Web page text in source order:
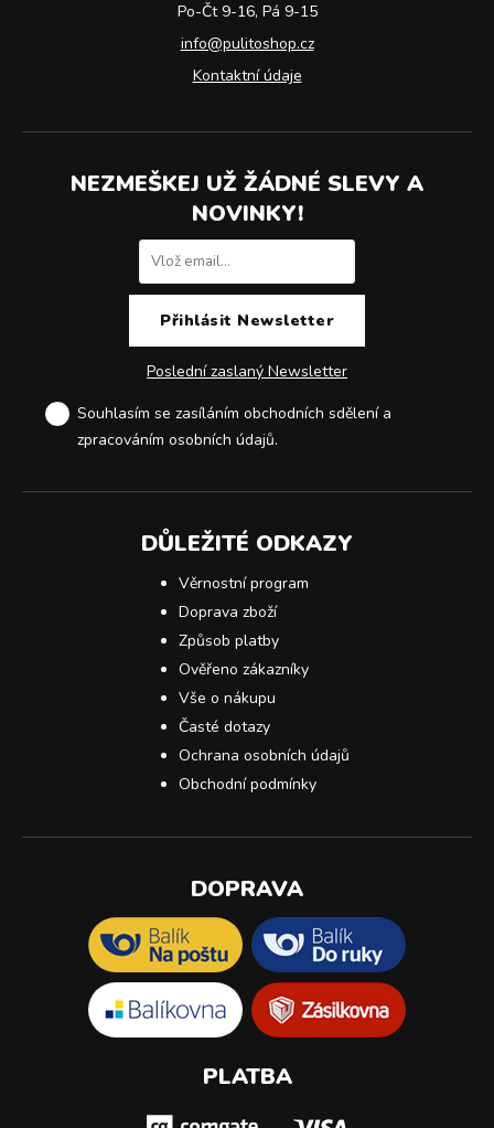
Po-Čt 9-16, Pá 9-15
info@pulitoshop.cz
Kontaktní údaje
NEZMEŠKEJ UŽ ŽÁDNÉ SLEVY A
NOVINKY!
Poslední zaslaný Newsletter
Souhlasím se zasíláním obchodních sdělení a
zpracováním osobních údajů.
DŮLEŽITÉ ODKAZY
Věrnostní program
Doprava zboží
Způsob platby
Ověřeno zákazníky
Vše o nákupu
Časté dotazy
Ochrana osobních údajů
Obchodní podmínky
DOPRAVA
PLATBA